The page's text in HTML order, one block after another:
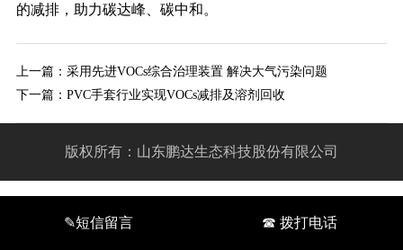
的减排，助力碳达峰、碳中和。
上一篇： 采用先进VOCs综合治理装置 解决大气污染问题
下一篇： PVC手套行业实现VOCs减排及溶剂回收
版权所有：山东鹏达生态科技股份有限公司
✎短信留言 ☎ 拨打电话